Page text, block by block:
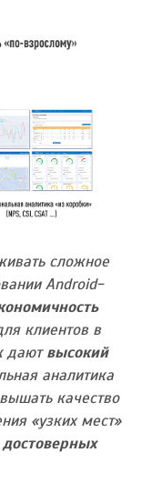
сложное
Android-
клиентов в
даютвысокий
аналитика
качество
«узких мест»